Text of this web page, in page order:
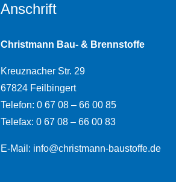
Anschrift
Christmann Bau- & Brennstoffe
Kreuznacher Str. 29
67824 Feilbingert
Telefon: 0 67 08 – 66 00 85
Telefax: 0 67 08 – 66 00 83
E-Mail: info@christmann-baustoffe.de